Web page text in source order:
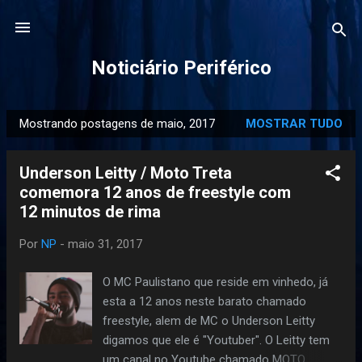
Noticiário Periférico
P
o
Mostrando postagens de maio, 2017 MOSTRAR TUDO
Underson Leitty / Moto Treta
comemora 12 anos de freestyle com
12 minutos de rima
Por NP - maio 31, 2017
O MC Paulistano que reside em vinhedo, já
esta a 12 anos neste barato chamado
freestyle, alem de MC o Underson Leitty
digamos que ele é "Youtuber". O Leitty tem